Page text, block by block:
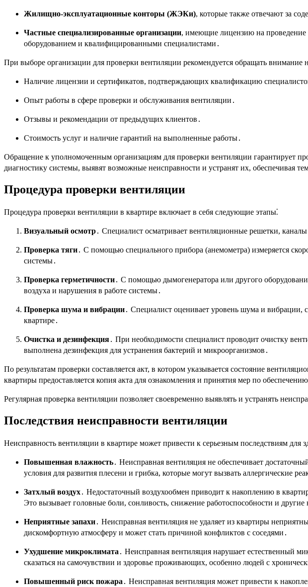
Жилищно-эксплуатационные конторы (ЖЭКи), которые также отвечают за
Частные специализированные организации, имеющие лицензию на проведение
оборудованием и квалифицированными специалистами․
При выборе организации для проверки вентиляции рекомендуется обращать внимание
Наличие лицензии и сертификатов, подтверждающих квалификацию
Опыт работы в сфере проверки и обслуживания вентиляции․
Отзывы и рекомендации от предыдущих клиентов․
Стоимость услуг и наличие гарантий на выполненные работы․
Обращение к уполномоченным организациям для проверки вентиляции гарантирует
диагностику системы, выявят возможные неисправности и устранят их, обеспечивая
Процедура проверки вентиляции
Процедура проверки вентиляции в квартире включает в себя следующие этапы⁚
Визуальный осмотр․ Специалист осматривает вентиляционные решетки,
Проверка тяги․ С помощью специального прибора (анемометра) измеряется
системы․
Проверка герметичности․ С помощью дымогенератора или другого
воздуха и нарушения в работе системы․
Проверка шума и вибрации․ Специалист оценивает уровень шума и
квартире․
Очистка и дезинфекция․ При необходимости специалист проводит очистку
выполнена дезинфекция для устранения бактерий и микроорганизмов․
По результатам проверки составляется акт, в котором указывается состояние
квартиры предоставляется копия акта для ознакомления и принятия мер по
Регулярная проверка вентиляции позволяет своевременно выявлять и устранять
Последствия неисправности вентиляции
Неисправность вентиляции в квартире может привести к серьезным последствиям для
Повышенная влажность․ Неисправная вентиляция не обеспечивает
условия для развития плесени и грибка, которые могут вызвать аллергические
Затхлый воздух․ Недостаточный воздухообмен приводит к накоплению в
Это вызывает головные боли, сонливость, снижение работоспособности и другие
Неприятные запахи․ Неисправная вентиляция не удаляет из квартиры
дискомфортную атмосферу и может стать причиной конфликтов с соседями․
Ухудшение микроклимата ․ Неисправная вентиляция нарушает естественный
сказаться на самочувствии и здоровье проживающих, особенно людей с
Повышенный риск пожара ․ Неисправная вентиляция может привести к